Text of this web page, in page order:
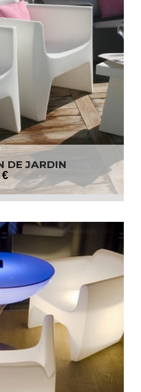
DE JARDIN
€